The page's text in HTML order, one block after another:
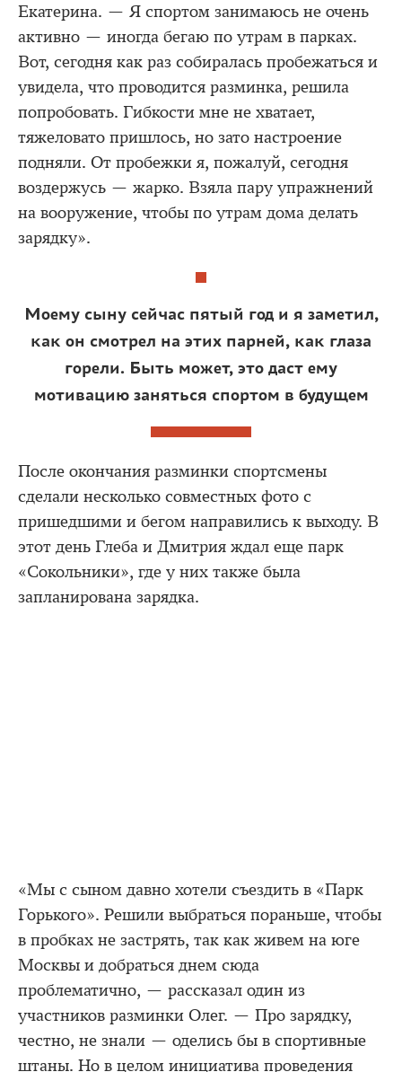
Екатерина. — Я спортом занимаюсь не очень
активно — иногда бегаю по утрам в парках.
Вот, сегодня как раз собиралась пробежаться и
увидела, что проводится разминка, решила
попробовать. Гибкости мне не хватает,
тяжеловато пришлось, но зато настроение
подняли. От пробежки я, пожалуй, сегодня
воздержусь — жарко. Взяла пару упражнений
на вооружение, чтобы по утрам дома делать
зарядку».
Моему сыну сейчас пятый год и я заметил,
как он смотрел на этих парней, как глаза
горели. Быть может, это даст ему
мотивацию заняться спортом в будущем
После окончания разминки спортсмены
сделали несколько совместных фото с
пришедшими и бегом направились к выходу. В
этот день Глеба и Дмитрия ждал еще парк
«Сокольники», где у них также была
запланирована зарядка.
«Мы с сыном давно хотели съездить в «Парк
Горького». Решили выбраться пораньше, чтобы
в пробках не застрять, так как живем на юге
Москвы и добраться днем сюда
проблематично, — рассказал один из
участников разминки Олег. — Про зарядку,
честно, не знали — оделись бы в спортивные
штаны. Но в целом инициатива проведения